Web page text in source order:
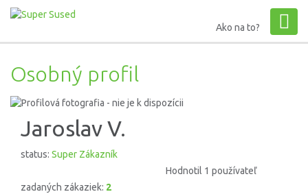
Ako na to?
Osobný profil
Jaroslav V.
status: Super Zákazník
Hodnotil 1 používateľ
zadaných zákaziek: 2